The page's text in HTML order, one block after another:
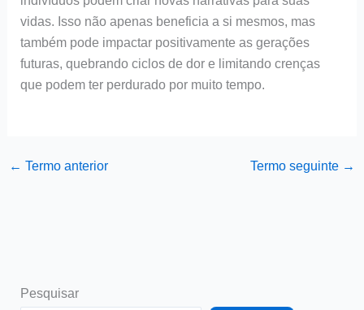
vidas. Isso não apenas beneficia a si mesmos, mas
também pode impactar positivamente as gerações
futuras, quebrando ciclos de dor e limitando crenças
que podem ter perdurado por muito tempo.
← Termo anterior Termo seguinte →
Pesquisar